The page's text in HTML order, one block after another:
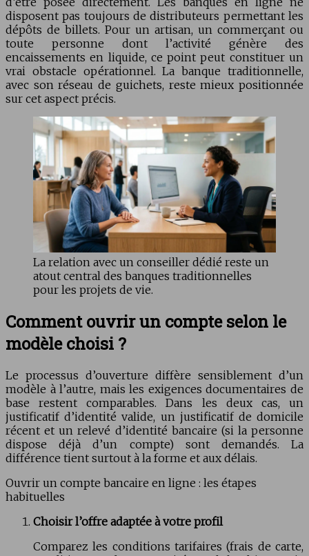
disposent pas toujours de distributeurs permettant les
dépôts de billets. Pour un artisan, un commerçant ou
toute personne dont l’activité génère des
encaissements en liquide, ce point peut constituer un
vrai obstacle opérationnel. La banque traditionnelle,
avec son réseau de guichets, reste mieux positionnée
sur cet aspect précis.
La relation avec un conseiller dédié reste un
atout central des banques traditionnelles
pour les projets de vie.
Comment ouvrir un compte selon le
modèle choisi ?
Le processus d’ouverture diffère sensiblement d’un
modèle à l’autre, mais les exigences documentaires de
base restent comparables. Dans les deux cas, un
justificatif d’identité valide, un justificatif de domicile
récent et un relevé d’identité bancaire (si la personne
dispose déjà d’un compte) sont demandés. La
différence tient surtout à la forme et aux délais.
Ouvrir un compte bancaire en ligne : les étapes
habituelles
Choisir l’offre adaptée à votre profil
Comparez les conditions tarifaires (frais de carte,